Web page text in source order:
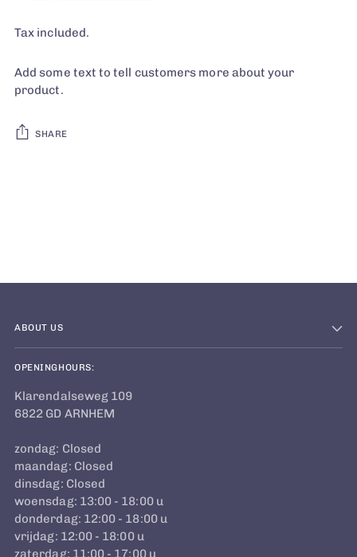
Tax included.
Add some text to tell customers more about your
product.
SHARE
ABOUT US
OPENINGHOURS:
Klarendalseweg 109
6822 GD ARNHEM
zondag: Closed
maandag: Closed
dinsdag: Closed
woensdag: 13:00 - 18:00 u
donderdag: 12:00 - 18:00 u
vrijdag: 12:00 - 18:00 u
zaterdag: 11:00 - 17:00 u